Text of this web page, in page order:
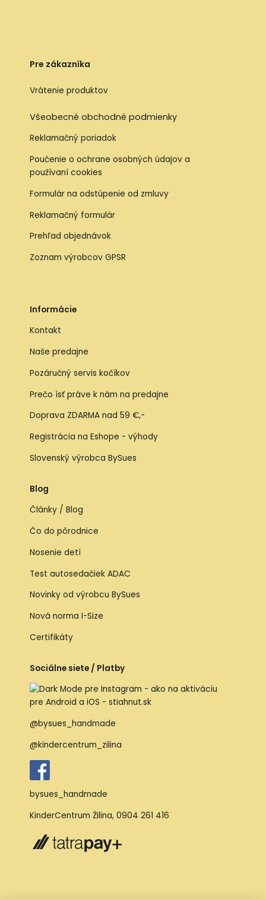
Pre zákazníka
Vrátenie produktov
Všeobecné obchodné podmienky
Reklamačný poriadok
Poučenie o ochrane osobných údajov a
používaní cookies
Formulár na odstúpenie od zmluvy
Reklamačný formulár
Prehľad objednávok
Zoznam výrobcov GPSR
Informácie
Kontakt
Naše predajne
Pozáručný servis kočíkov
Prečo ísť práve k nám na predajne
Doprava ZDARMA nad 59 €,-
Registrácia na Eshope - výhody
Slovenský výrobca BySues
Blog
Články / Blog
Čo do pôrodnice
Nosenie detí
Test autosedačiek ADAC
Novinky od výrobcu BySues
Nová norma I-Size
Certifikáty
Sociálne siete / Platby
@bysues_handmade
@kindercentrum_zilina
bysues_handmade
KinderCentrum Žilina, 0904 261 416